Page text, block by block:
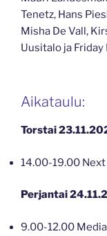
Tenetz, Hans
Misha De Vall,
Uusitalo ja
Aikataulu:
Torstai
14.00-19.00
Perjantai
9.00-12.00